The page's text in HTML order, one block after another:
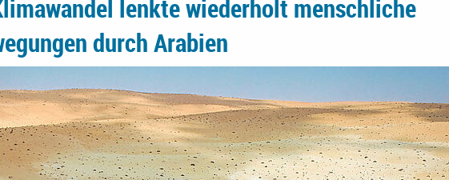
lenkte wiederholt menschliche
durch Arabien